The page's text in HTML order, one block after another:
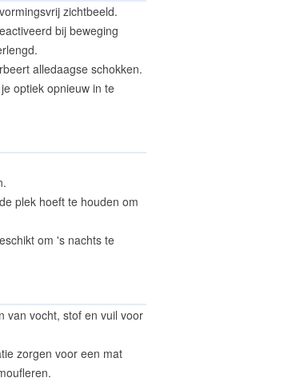
zichtbeeld.
bij beweging
alledaagse schokken.
optiek opnieuw in te
plek hoeft te houden om
om 's nachts te
van vocht, stof en vuil voor
zorgen voor een mat